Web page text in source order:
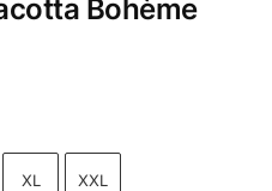
Bohème
XL XXL